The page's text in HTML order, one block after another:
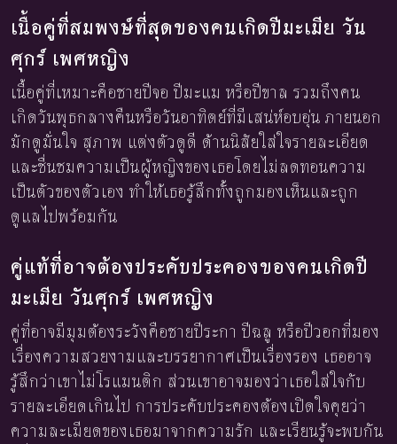
เนื้อคู่ที่สมพงษ์ที่สุดของคนเกิดปีมะเมีย วัน
ศุกร์ เพศหญิง
เนื้อคู่ที่เหมาะคือชายปีจอ ปีมะแม หรือปีขาล รวมถึงคน
เกิดวันพุธกลางคืนหรือวันอาทิตย์ที่มีเสน่ห์อบอุ่น ภายนอก
มักดูมั่นใจ สุภาพ แต่งตัวดูดี ด้านนิสัยใส่ใจรายละเอียด
และชื่นชมความเป็นผู้หญิงของเธอโดยไม่ลดทอนความ
เป็นตัวของตัวเอง ทำให้เธอรู้สึกทั้งถูกมองเห็นและถูก
ดูแลไปพร้อมกัน
คู่แท้ที่อาจต้องประคับประคองของคนเกิดปี
มะเมีย วันศุกร์ เพศหญิง
คู่ที่อาจมีมุมต้องระวังคือชายปีระกา ปีฉลู หรือปีวอกที่มอง
เรื่องความสวยงามและบรรยากาศเป็นเรื่องรอง เธออาจ
รู้สึกว่าเขาไม่โรแมนติก ส่วนเขาอาจมองว่าเธอใส่ใจกับ
รายละเอียดเกินไป การประคับประคองต้องเปิดใจคุยว่า
ความละเมียดของเธอมาจากความรัก และเรียนรู้จะพบกัน